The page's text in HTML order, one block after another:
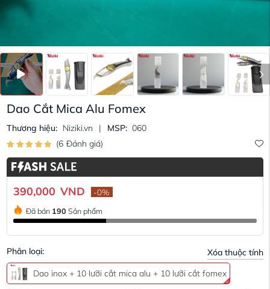
Dao Cắt Mica Alu Fomex
Thương hiệu: Niziki.vn | MSP: 060
(6 Đánh giá)
390,000 VND -0%
Đã bán 190 Sản phẩm
Phân loại:
Xóa thuộc tính
Dao inox + 10 lưỡi cắt mica alu + 10 lưỡi cắt fomex